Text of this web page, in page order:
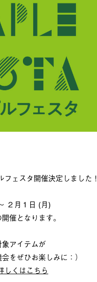
ェスタ開催決定しました！
２月１日 (月)
催となります。
アイテムが
をぜひお楽しみに：）
しくはこちら